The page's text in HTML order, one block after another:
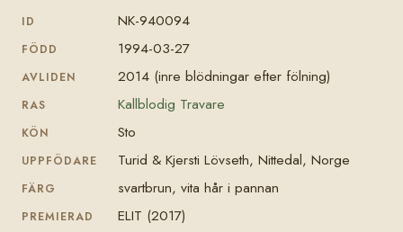
ID NK-940094
FÖDD 1994-03-27
AVLIDEN 2014 (inre blödningar efter fölning)
RAS Kallblodig Travare
KÖN Sto
UPPFÖDARE Turid & Kjersti Lövseth, Nittedal, Norge
FÄRG svartbrun, vita hår i pannan
PREMIERAD ELIT (2017)